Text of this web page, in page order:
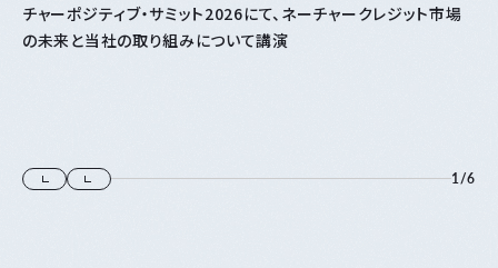
チャーポジティブ・サミット2026にて、ネーチャークレジット市場
の未来と当社の取り組みについて講演
1/6